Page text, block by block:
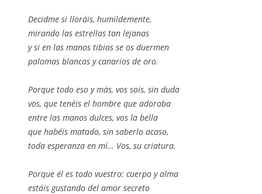
Decidme si lloráis, humildemente,
mirando las estrellas tan lejanas
y si en las manos tibias se os duermen
palomas blancas y canarios de oro.
Porque todo eso y más, vos sois, sin duda
vos, que tenéis el hombre que adoraba
entre las manos dulces, vos la bella
que habéis matado, sin saberlo acaso,
toda esperanza en mí… Vos, su criatura.
Porque él es todo vuestro: cuerpo y alma
estáis gustando del amor secreto